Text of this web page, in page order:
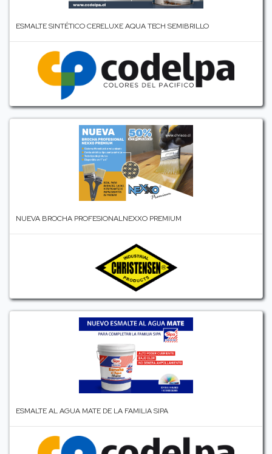
ESMALTE SINTÉTICO CERELUXE AQUA TECH SEMIBRILLO
NUEVA BROCHA PROFESIONALNEXXO PREMIUM
ESMALTE AL AGUA MATE DE LA FAMILIA SIPA